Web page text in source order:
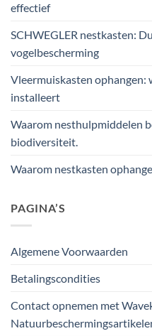
effectief
SCHWEGLER nestkasten:
vogelbescherming
Vleermuiskasten ophangen:
installeert
Waarom nesthulpmiddelen
biodiversiteit.
Waarom nestkasten
PAGINA’S
Algemene Voorwaarden
Betalingscondities
Contact opnemen met